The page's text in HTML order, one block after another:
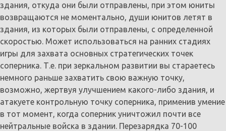
здания, откуда они были отправлены, при этом юниты
возвращаются не моментально, души юнитов летят в
здания, из которых были отправлены, с определенной
скоростью. Может использоваться на ранних стадиях
игры для захвата основных стратегических точек
соперника. Т.е. при зеркальном развитии вы стараетесь
немного раньше захватить свою важную точку,
возможно, жертвуя улучшением какого-либо здания, и
атакуете контрольную точку соперника, применив умение
в тот момент, когда соперник уничтожил почти все
нейтральные войска в здании. Перезарядка 70-100